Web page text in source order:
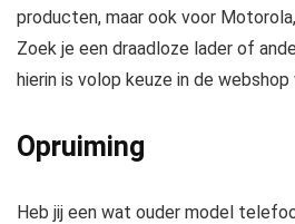
producten, maar ook voor
Zoek je een draadloze lader of
hierin is volop keuze in de webshop
Opruiming
Heb jij een wat ouder model